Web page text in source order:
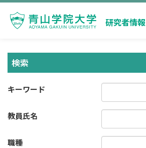
研究者情報
検索
キーワード
教員氏名
職種